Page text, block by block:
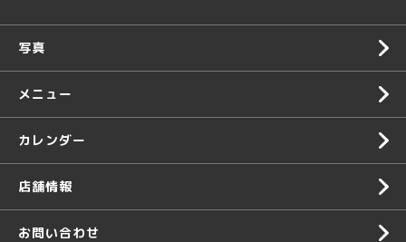
写真
メニュー
カレンダー
店舗情報
お問い合わせ